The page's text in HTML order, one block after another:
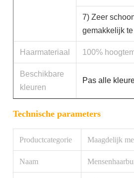
7) Zeer
gemakkelijk
Haarmateriaal 100%
Beschikbare
kleuren
Pas alle
Technische parameters
Productcategorie Maagdelijk
Naam